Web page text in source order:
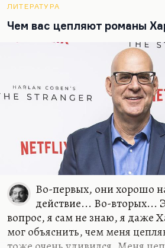
профессором, а может быть,
лучше. Я не льщу молодым,
подольститься. Слава богу, у
отношения. Я не вижу
между взрослыми и детьми. Я
Андреем всегда говорил как
быть, иногда слишком
ЛИТЕРАТУРА
Чем вас цепляют романы
Во-первых, они хорошо
действие... Во-вторых...
вопрос, я сам не знаю, я даже
мог объяснить, чем меня